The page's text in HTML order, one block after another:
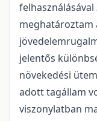
meghatároztam
jelentős
növekedési
adott tagállam
viszonylatban